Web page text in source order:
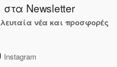
Newsletter
νέα και προσφορές
Instagram